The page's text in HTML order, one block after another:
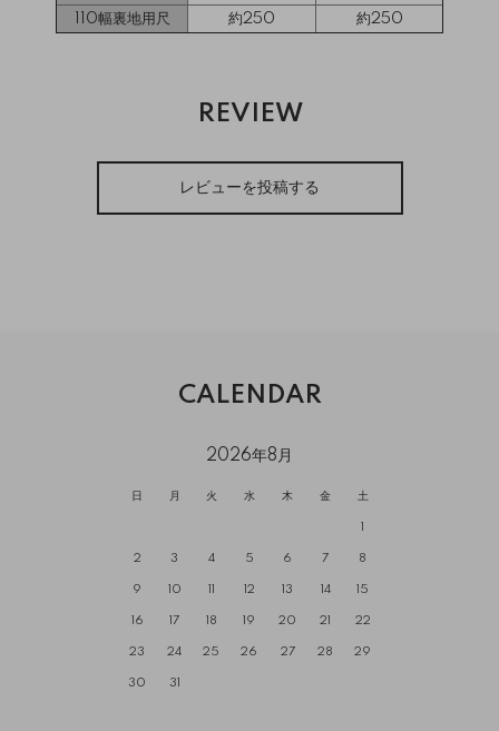
110幅裏地用尺
約250 約250
REVIEW
レビューを投稿する
CALENDAR
2026年8月
日 月 火 水 木 金 土
1
2 3 4 5 6 7 8
9 10 11 12 13 14 15
16 17 18 19 20 21 22
23 24 25 26 27 28 29
30 31